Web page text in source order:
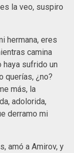
la veo, suspiro
hermana, eres
camina
sufrido un
querías, ¿no?
más, la
adolorida,
derramo mi
amó a Amirov, y